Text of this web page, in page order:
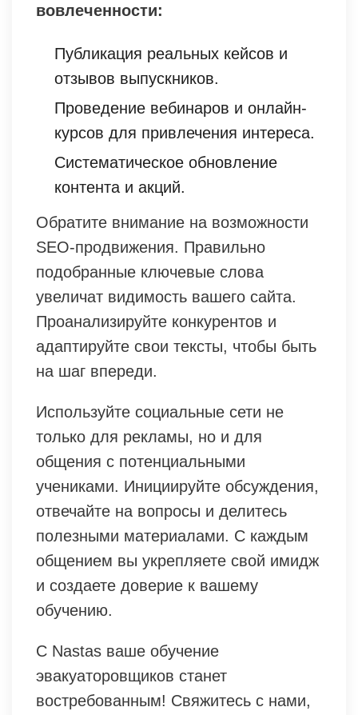
вовлеченности:
Публикация реальных кейсов и
отзывов выпускников.
Проведение вебинаров и онлайн-
курсов для привлечения интереса.
Систематическое обновление
контента и акций.
Обратите внимание на возможности
SEO-продвижения. Правильно
подобранные ключевые слова
увеличат видимость вашего сайта.
Проанализируйте конкурентов и
адаптируйте свои тексты, чтобы быть
на шаг впереди.
Используйте социальные сети не
только для рекламы, но и для
общения с потенциальными
учениками. Инициируйте обсуждения,
отвечайте на вопросы и делитесь
полезными материалами. С каждым
общением вы укрепляете свой имидж
и создаете доверие к вашему
обучению.
С Nastas ваше обучение
эвакуаторовщиков станет
востребованным! Свяжитесь с нами,